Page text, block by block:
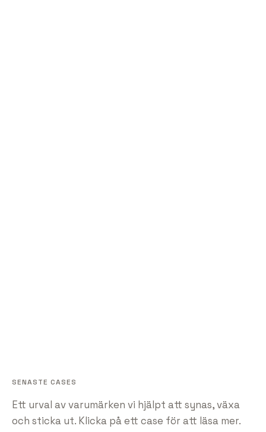
SENASTE CASES
Ett urval av varumärken vi hjälpt att synas, växa
och sticka ut. Klicka på ett case för att läsa mer.
FÄRGPALETTURL
aphfilm.se DM Serif Display